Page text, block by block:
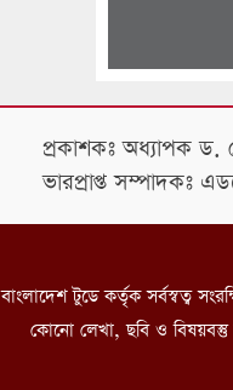
প্রকাশকঃ অধ্যাপক
ভারপ্রাপ্ত সম্পাদকঃ
বাংলাদেশ টুডে কর্তৃক সর্বস্বত্ব
কোনো লেখা, ছবি ও